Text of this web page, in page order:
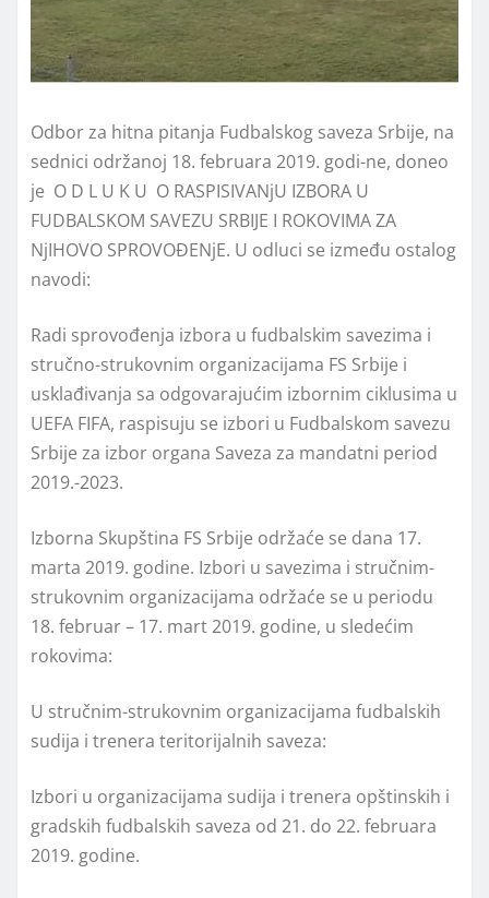
Odbor za hitna pitanja Fudbalskog saveza Srbije, na
sednici održanoj 18. februara 2019. godi-ne, doneo
je O D L U K U O RASPISIVANјU IZBORA U
FUDBALSKOM SAVEZU SRBIJE I ROKOVIMA ZA
NјIHOVO SPROVOĐENјE. U odluci se između ostalog
navodi:
Radi sprovođenja izbora u fudbalskim savezima i
stručno-strukovnim organizacijama FS Srbije i
usklađivanja sa odgovarajućim izbornim ciklusima u
UEFA FIFA, raspisuju se izbori u Fudbalskom savezu
Srbije za izbor organa Saveza za mandatni period
2019.-2023.
Izborna Skupština FS Srbije održaće se dana 17.
marta 2019. godine. Izbori u savezima i stručnim-
strukovnim organizacijama održaće se u periodu
18. februar – 17. mart 2019. godine, u sledećim
rokovima:
U stručnim-strukovnim organizacijama fudbalskih
sudija i trenera teritorijalnih saveza:
Izbori u organizacijama sudija i trenera opštinskih i
gradskih fudbalskih saveza od 21. do 22. februara
2019. godine.